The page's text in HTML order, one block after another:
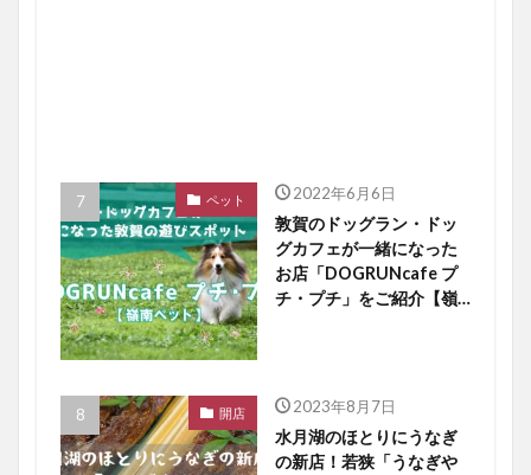
ペット 2022年6月6日
敦賀のドッグラン・ドッ
グカフェが一緒になった
お店「DOGRUNcafe プ
チ・プチ」をご紹介【嶺
開店 2023年8月7日
水月湖のほとりにうなぎ
の新店！若狭「うなぎや